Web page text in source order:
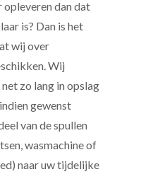
opleveren dan dat
is? Dan is het
wij over
Wij
zo lang in opslag
gewenst
van de spullen
wasmachine of
naar uw tijdelijke